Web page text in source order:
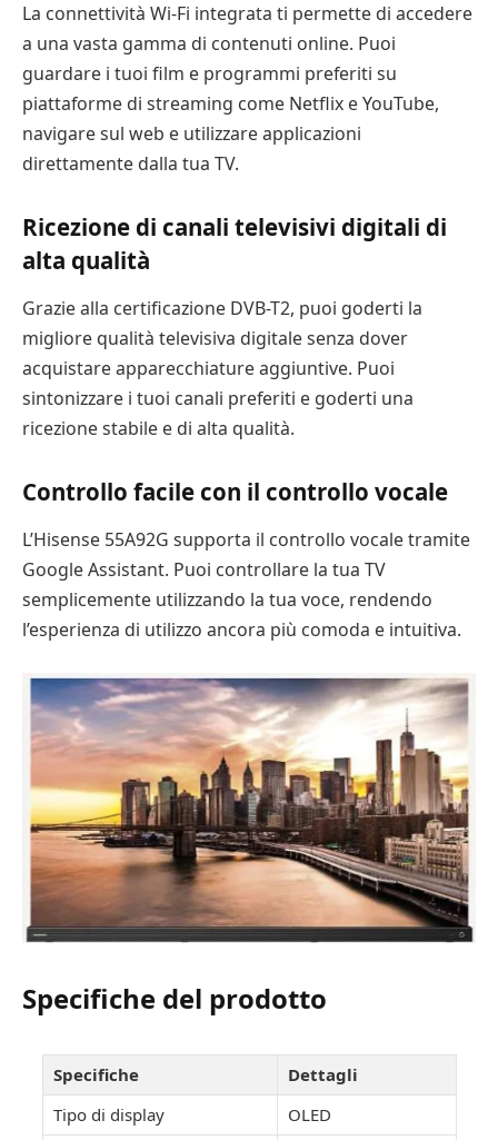
La connettività Wi-Fi integrata ti permette di accedere
a una vasta gamma di contenuti online. Puoi
guardare i tuoi film e programmi preferiti su
piattaforme di streaming come Netflix e YouTube,
navigare sul web e utilizzare applicazioni
direttamente dalla tua TV.
Ricezione di canali televisivi digitali di
alta qualità
Grazie alla certificazione DVB-T2, puoi goderti la
migliore qualità televisiva digitale senza dover
acquistare apparecchiature aggiuntive. Puoi
sintonizzare i tuoi canali preferiti e goderti una
ricezione stabile e di alta qualità.
Controllo facile con il controllo vocale
L’Hisense 55A92G supporta il controllo vocale tramite
Google Assistant. Puoi controllare la tua TV
semplicemente utilizzando la tua voce, rendendo
l’esperienza di utilizzo ancora più comoda e intuitiva.
Specifiche del prodotto
Specifiche
Dettagli
Tipo di display
OLED